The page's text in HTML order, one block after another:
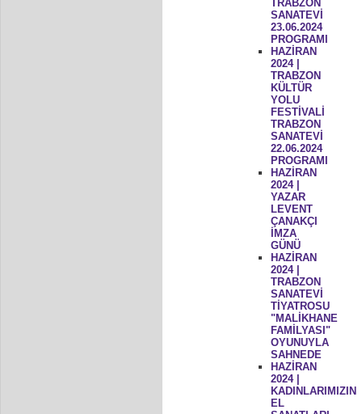
TRABZON
SANATEVİ
23.06.2024
PROGRAMI
HAZİRAN
2024 |
TRABZON
KÜLTÜR
YOLU
FESTİVALİ
TRABZON
SANATEVİ
22.06.2024
PROGRAMI
HAZİRAN
2024 |
YAZAR
LEVENT
ÇANAKÇI
İMZA
GÜNÜ
HAZİRAN
2024 |
TRABZON
SANATEVİ
TİYATROSU
"MALİKHANE
FAMİLYASI"
OYUNUYLA
SAHNEDE
HAZİRAN
2024 |
KADINLARIMIZIN
EL